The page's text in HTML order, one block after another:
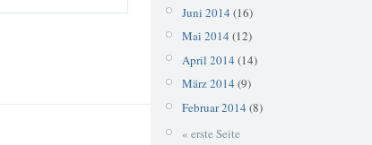
Juni 2014 (16)
Mai 2014 (12)
April 2014 (14)
März 2014 (9)
Februar 2014 (8)
« erste Seite